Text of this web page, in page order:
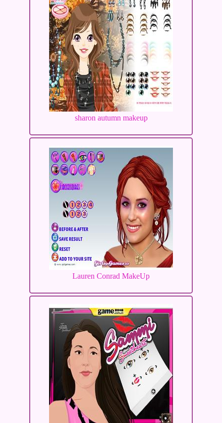
sharon autumn makeup
Lauren Conrad MakeUp